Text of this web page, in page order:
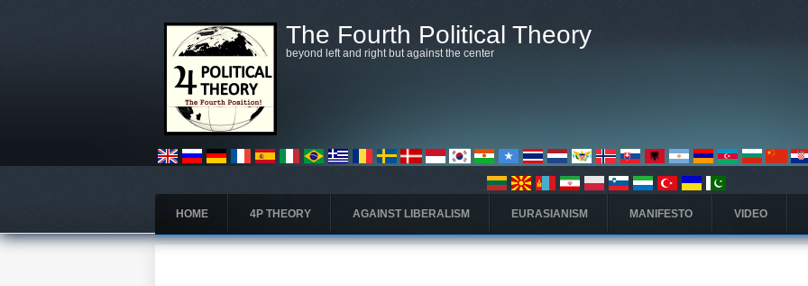
The Fourth Political Theory
beyond left and right but against the center
HOME 4P THEORY AGAINST LIBERALISM EURASIANISM MANIFESTO VIDEO